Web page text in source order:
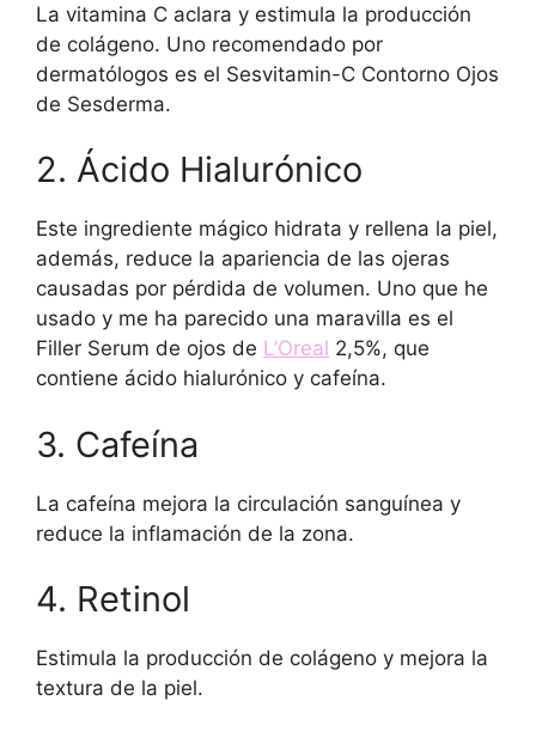
La vitamina C aclara y estimula la producción
de colágeno. Uno recomendado por
dermatólogos es el Sesvitamin-C Contorno Ojos
de Sesderma.
2. Ácido Hialurónico
Este ingrediente mágico hidrata y rellena la piel,
además, reduce la apariencia de las ojeras
causadas por pérdida de volumen. Uno que he
usado y me ha parecido una maravilla es el
Filler Serum de ojos de L’Oreal 2,5%, que
contiene ácido hialurónico y cafeína.
3. Cafeína
La cafeína mejora la circulación sanguínea y
reduce la inflamación de la zona.
4. Retinol
Estimula la producción de colágeno y mejora la
textura de la piel.